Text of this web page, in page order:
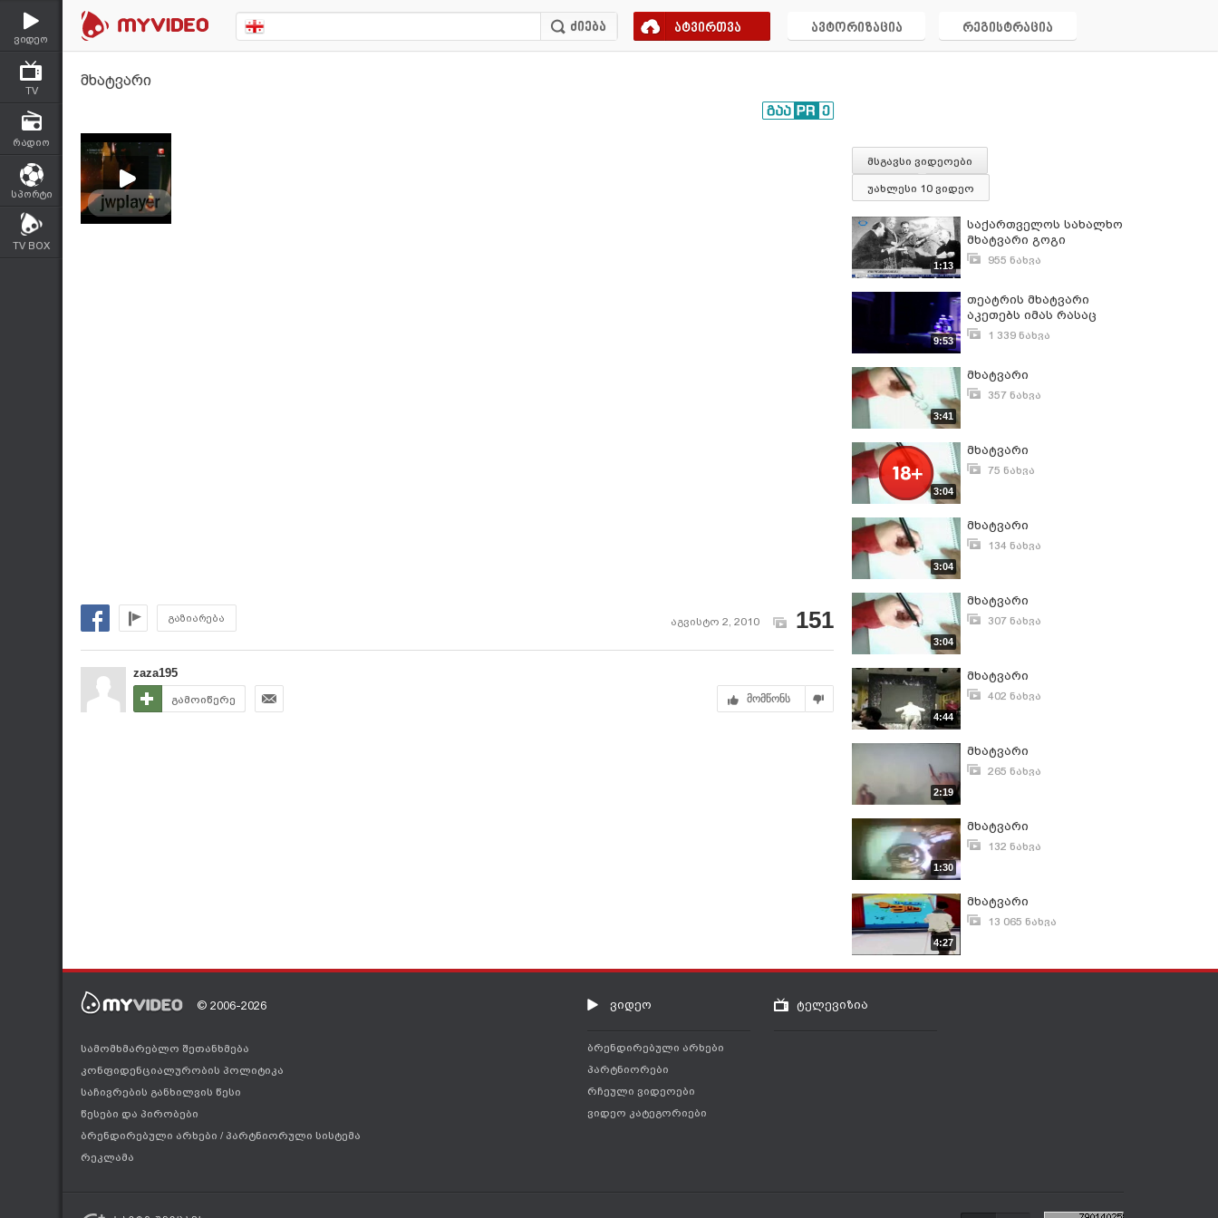
ვიდეო
TV
რადიო
სპორტი
TV BOX
ატვირთვა ავტორიზაცია რეგისტრაცია
მხატვარი
გაზიარება აგვისტო 2, 2010 151
zaza195
გამოიწერე მომწონს
მსგავსი ვიდეოები
უახლესი 10 ვიდეო
1:13
საქართველოს სახალხო
მხატვარი გოგი
ოჩიაური გარდაიცვალა.
მხატვარი 90 წლის იყო
955 ნახვა
9:53
თეატრის მხატვარი
აკეთებს იმას რასაც
ვხედავთ სცენაზე,
ნინო ჩიტაიშვილი -
თბილისის დრო.
1 339 ნახვა
3:41
მხატვარი
357 ნახვა
3:04
მხატვარი
75 ნახვა
3:04
მხატვარი
134 ნახვა
3:04
მხატვარი
307 ნახვა
4:44
მხატვარი
402 ნახვა
2:19
მხატვარი
265 ნახვა
1:30
მხატვარი
132 ნახვა
4:27
მხატვარი
13 065 ნახვა
© 2006-2026
სამომხმარებლო შეთანხმება
კონფიდენციალურობის პოლიტიკა
საჩივრების განხილვის წესი
წესები და პირობები
ბრენდირებული არხები / პარტნიორული სისტემა
რეკლამა
ვიდეო
ბრენდირებული არხები
პარტნიორები
რჩეული ვიდეოები
ვიდეო კატეგორიები
ტელევიზია